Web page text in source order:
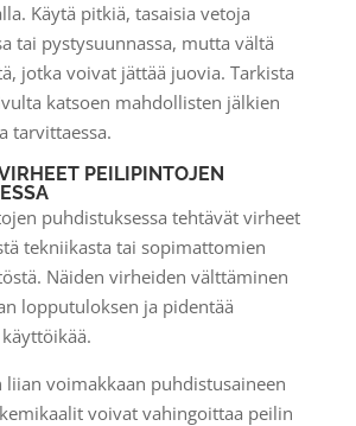
Käytä pitkiä, tasaisia vetoja
tai pystysuunnassa, mutta vältä
jotka voivat jättää juovia. Tarkista
katsoen mahdollisten jälkien
tarvittaessa.
PEILIPINTOJEN
puhdistuksessa tehtävät virheet
tekniikasta tai sopimattomien
Näiden virheiden välttäminen
lopputuloksen ja pidentää
liian voimakkaan puhdistusaineen
voivat vahingoittaa peilin